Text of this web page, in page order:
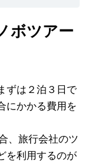
ボツアー
ずは２泊３日で
にかかる費用を
、旅行会社のツ
を利用するのが